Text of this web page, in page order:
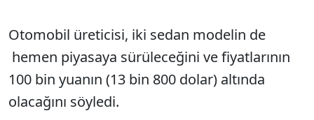
Otomobil üreticisi, iki sedan modelin de
hemen piyasaya sürüleceğini ve fiyatlarının
100 bin yuanın (13 bin 800 dolar) altında
olacağını söyledi.